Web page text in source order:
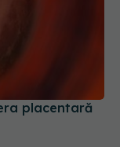
placentară